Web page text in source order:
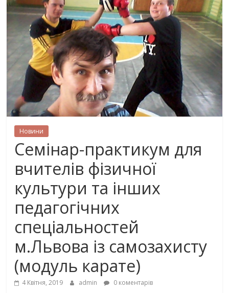
Новини
Семінар-практикум для
вчителів фізичної
культури та інших
педагогічних
спеціальностей
м.Львова із самозахисту
(модуль карате)
4 Квітня, 2019 admin 0 коментарів